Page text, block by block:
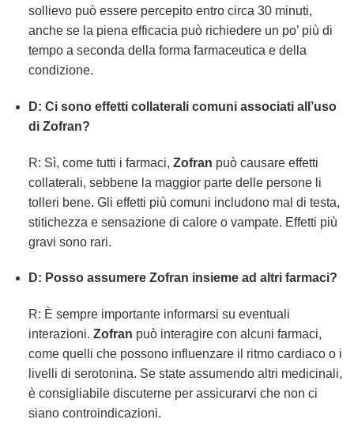
sollievo può essere percepito entro circa 30 minuti,
anche se la piena efficacia può richiedere un po’ più di
tempo a seconda della forma farmaceutica e della
condizione.
D: Ci sono effetti collaterali comuni associati all’uso
di Zofran?
R: Sì, come tutti i farmaci, Zofran può causare effetti
collaterali, sebbene la maggior parte delle persone li
tolleri bene. Gli effetti più comuni includono mal di testa,
stitichezza e sensazione di calore o vampate. Effetti più
gravi sono rari.
D: Posso assumere Zofran insieme ad altri farmaci?
R: È sempre importante informarsi su eventuali
interazioni. Zofran può interagire con alcuni farmaci,
come quelli che possono influenzare il ritmo cardiaco o i
livelli di serotonina. Se state assumendo altri medicinali,
è consigliabile discuterne per assicurarvi che non ci
siano controindicazioni.